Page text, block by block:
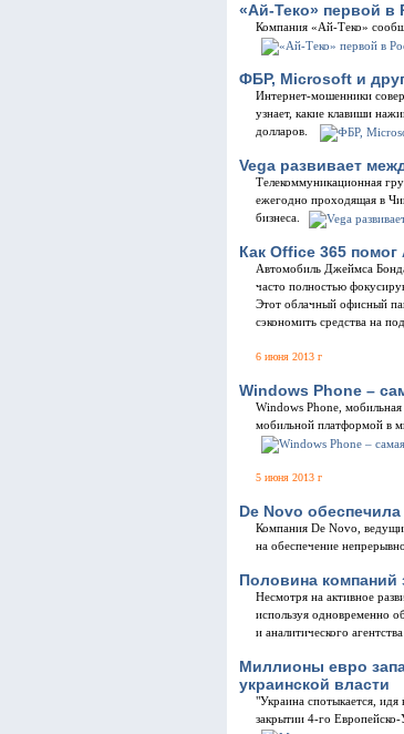
«Ай-Теко» первой в
Компания «Ай-Теко»
ФБР, Microsoft и
Интернет-мошенники
узнает, какие клавиши
долларов.
Vega развивает
Телекоммуникационная
ежегодно проходящая в
бизнеса.
Как Office 365
Автомобиль Джеймса
часто полностью
Этот облачный офисный
сэкономить средства на
6 июня 2013 г
Windows Phone –
Windows Phone, мобильная
мобильной платформой в
5 июня 2013 г
De Novo
Компания De Novo,
на обеспечение
Половина
Несмотря на активное
используя одновременно
и аналитического
Миллионы евро
украинской власти
"Украина спотыкается, идя
закрытии 4-го